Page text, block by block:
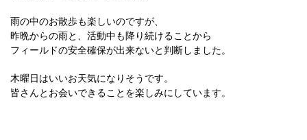
雨の中のお散歩も楽しいのですが、
昨晩からの雨と、活動中も降り続けることから
フィールドの安全確保が出来ないと判断しました。
木曜日はいいお天気になりそうです。
皆さんとお会いできることを楽しみにしています。